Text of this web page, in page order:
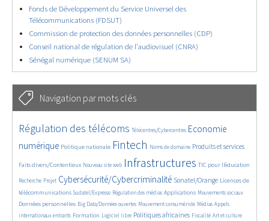
Fonds de Développement du Service Universel des
Télécommunications (FDSUT)
Commission de protection des données personnelles (CDP)
Conseil national de régulation de l’audiovisuel (CNRA)
Sénégal numérique (SENUM SA)
Navigation par mots clés
4609/5775
Régulation des télécoms
380/5775 Télécentres/Cybercentres
3644/5775
Economie
numérique
1894/5775 Politique nationale
5259/5775 Fintech
685/5775 Noms de domaine
2329/5775 Produits et services
1554/5775
Faits divers/Contentieux Nouveau site web Infrastructures TIC pour l’éducation
Recherche
246/5775Projet
3707/5775 Cybersécurité/Cybercriminalité
2281/5775 Sonatel/Orange
1634/5775
Licences de
télécommunications
301/5775 Sudatel/Expresso
1045/5775 Régulation des médias
1524/5775 Applications
1228/5775 Mouvements sociaux
1706/5775
Données personnelles
146/5775 Big Data/Données ouvertes
619/5775 Mouvement consumériste
364/5775 Médias
649/5775
Appels
internationaux entrants
1738/5775 Formation
111/5775 Logiciel libre
2470/5775 Politiques africaines
1083/5775 Fiscalité
172/5775 Art et culture
588/5775